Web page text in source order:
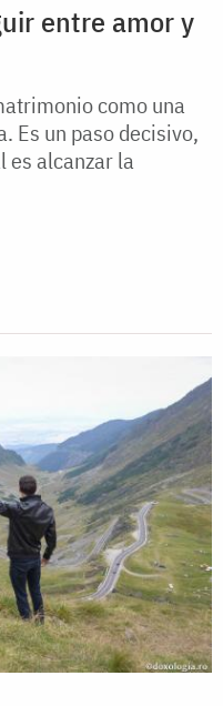
entre amor y
como una
Es un paso decisivo,
es alcanzar la